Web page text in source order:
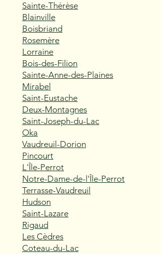
Sainte-Thérèse
Blainville
Boisbriand
Rosemère
Lorraine
Bois-des-Filion
Sainte-Anne-des-Plaines
Mirabel
Saint-Eustache
Deux-Montagnes
Saint-Joseph-du-Lac
Oka
Vaudreuil-Dorion
Pincourt
L'Île-Perrot
Notre-Dame-de-l'Île-Perrot
Terrasse-Vaudreuil
Hudson
Saint-Lazare
Rigaud
Les Cèdres
Coteau-du-Lac